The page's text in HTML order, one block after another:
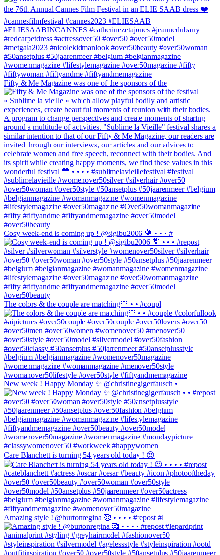
Fifty & Me Magazine was one of the sponsors of the
Cosy week-end is coming up ! @sigibu2006 💐 • • • #
The colors & the couple are matching💛 • • #coupl
New week ! Happy Monday ✨ @christinegigerfausch •
Care Blanchett is turning 54 years old today ! 😍
Amazing style ! @burtonregina 🥰 • • • • #repost #l